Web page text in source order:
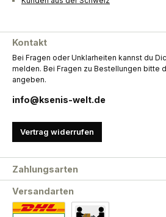
Kontakt
Bei Fragen oder Unklarheiten kannst du
melden. Bei Fragen zu Bestellungen bitte
angeben.
info@ksenis-welt.de
Vertrag widerrufen
Zahlungsarten
Versandarten